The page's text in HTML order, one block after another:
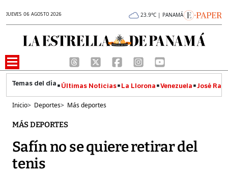
JUEVES 06 AGOSTO 2026 23.9°C | PANAMÁ
Últimas Noticias La Llorona Venezuela José
Inicio> Deportes> Más deportes
MÁS DEPORTES
Safín no se quiere retirar del
tenis